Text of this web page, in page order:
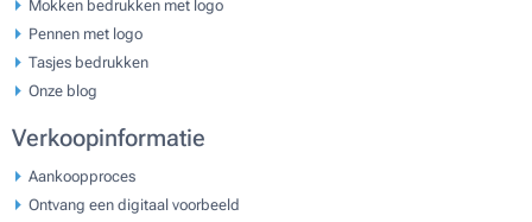
Mokken bedrukken met logo
Pennen met logo
Tasjes bedrukken
Onze blog
Verkoopinformatie
Aankoopproces
Ontvang een digitaal voorbeeld